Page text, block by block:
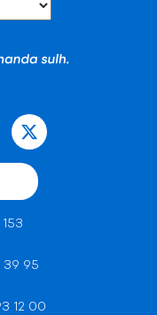
153
39 95
12 00